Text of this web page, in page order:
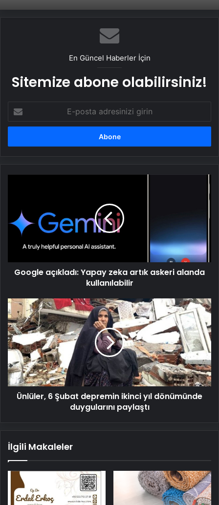
En Güncel Haberler İçin
Sitemize abone olabilirsiniz!
posta
adresinizi
artık
askeri
kullanılabilir
Google açıkladı: Yapay zeka artık askeri alanda
kullanılabilir
Ünlüler,
6
Şubat
depremin
ikinci
dönümünde
duygularını
paylaştı
Ünlüler, 6 Şubat depremin ikinci yıl dönümünde
duygularını paylaştı
İlgili Makaleler